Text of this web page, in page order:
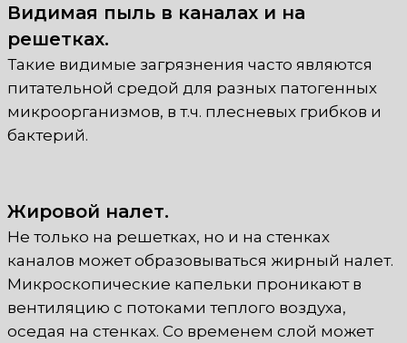
Видимая пыль в каналах и на
решетках.
Такие видимые загрязнения часто являются
питательной средой для разных патогенных
микроорганизмов, в т.ч. плесневых грибков и
бактерий.
Жировой налет.
Не только на решетках, но и на стенках
каналов может образовываться жирный налет.
Микроскопические капельки проникают в
вентиляцию с потоками теплого воздуха,
оседая на стенках. Со временем слой может